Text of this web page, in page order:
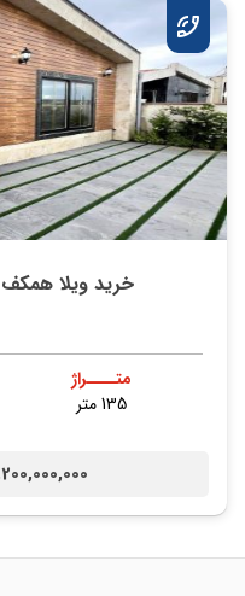
خرید ویلا
متــــراژ
135 متر
2,200,000,000